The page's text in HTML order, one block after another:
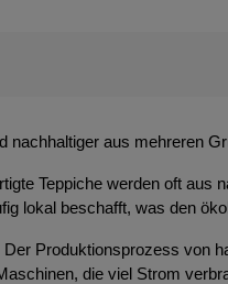
nachhaltiger aus mehreren
Teppiche werden oft aus
lokal beschafft, was den
Der Produktionsprozess von
die viel Strom